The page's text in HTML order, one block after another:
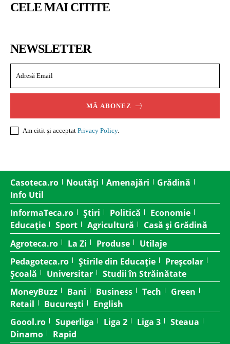
CELE MAI CITITE
NEWSLETTER
MĂ ABONEZ
Am citit și acceptat Privacy Policy.
Casoteca.ro Noutăți Amenajări
Grădină
Info Util
InformaTeca.ro
Știri Politică
Economie
Educație
Sport Agricultură
Casă și Grădină
Agroteca.ro
La Zi Produse
Utilaje
Pedagoteca.ro
Știrile din Educație
Preșcolar
Școală
Universitar
Studii în Străinătate
MoneyBuzz
Bani Business Tech
Green
Retail
București
English
Goool.ro
Superliga Liga 2 Liga 3
Steaua
Dinamo
Rapid